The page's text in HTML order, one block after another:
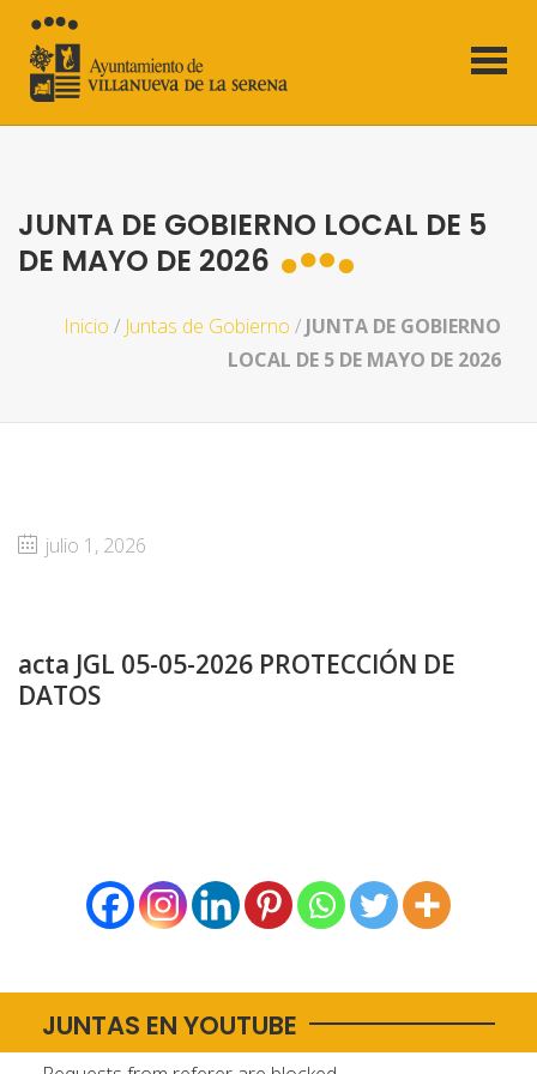
JUNTA DE GOBIERNO LOCAL DE 5
DE MAYO DE 2026
Inicio / Juntas de Gobierno / JUNTA DE GOBIERNO
LOCAL DE 5 DE MAYO DE 2026
julio 1, 2026
acta JGL 05-05-2026 PROTECCIÓN DE
DATOS
JUNTAS EN YOUTUBE